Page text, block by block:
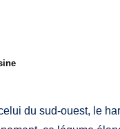
du sud-ouest, le